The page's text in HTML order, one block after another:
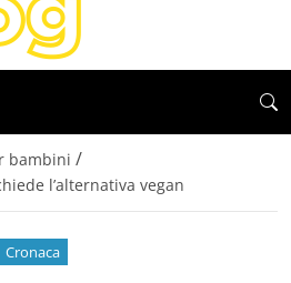
bambini /
l’alternativa vegan
Cronaca